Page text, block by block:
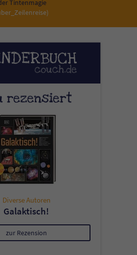
Tintenmagie
rezensiert
Diverse Autoren
Galaktisch!
zur Rezension
des Kontaktformulars zu